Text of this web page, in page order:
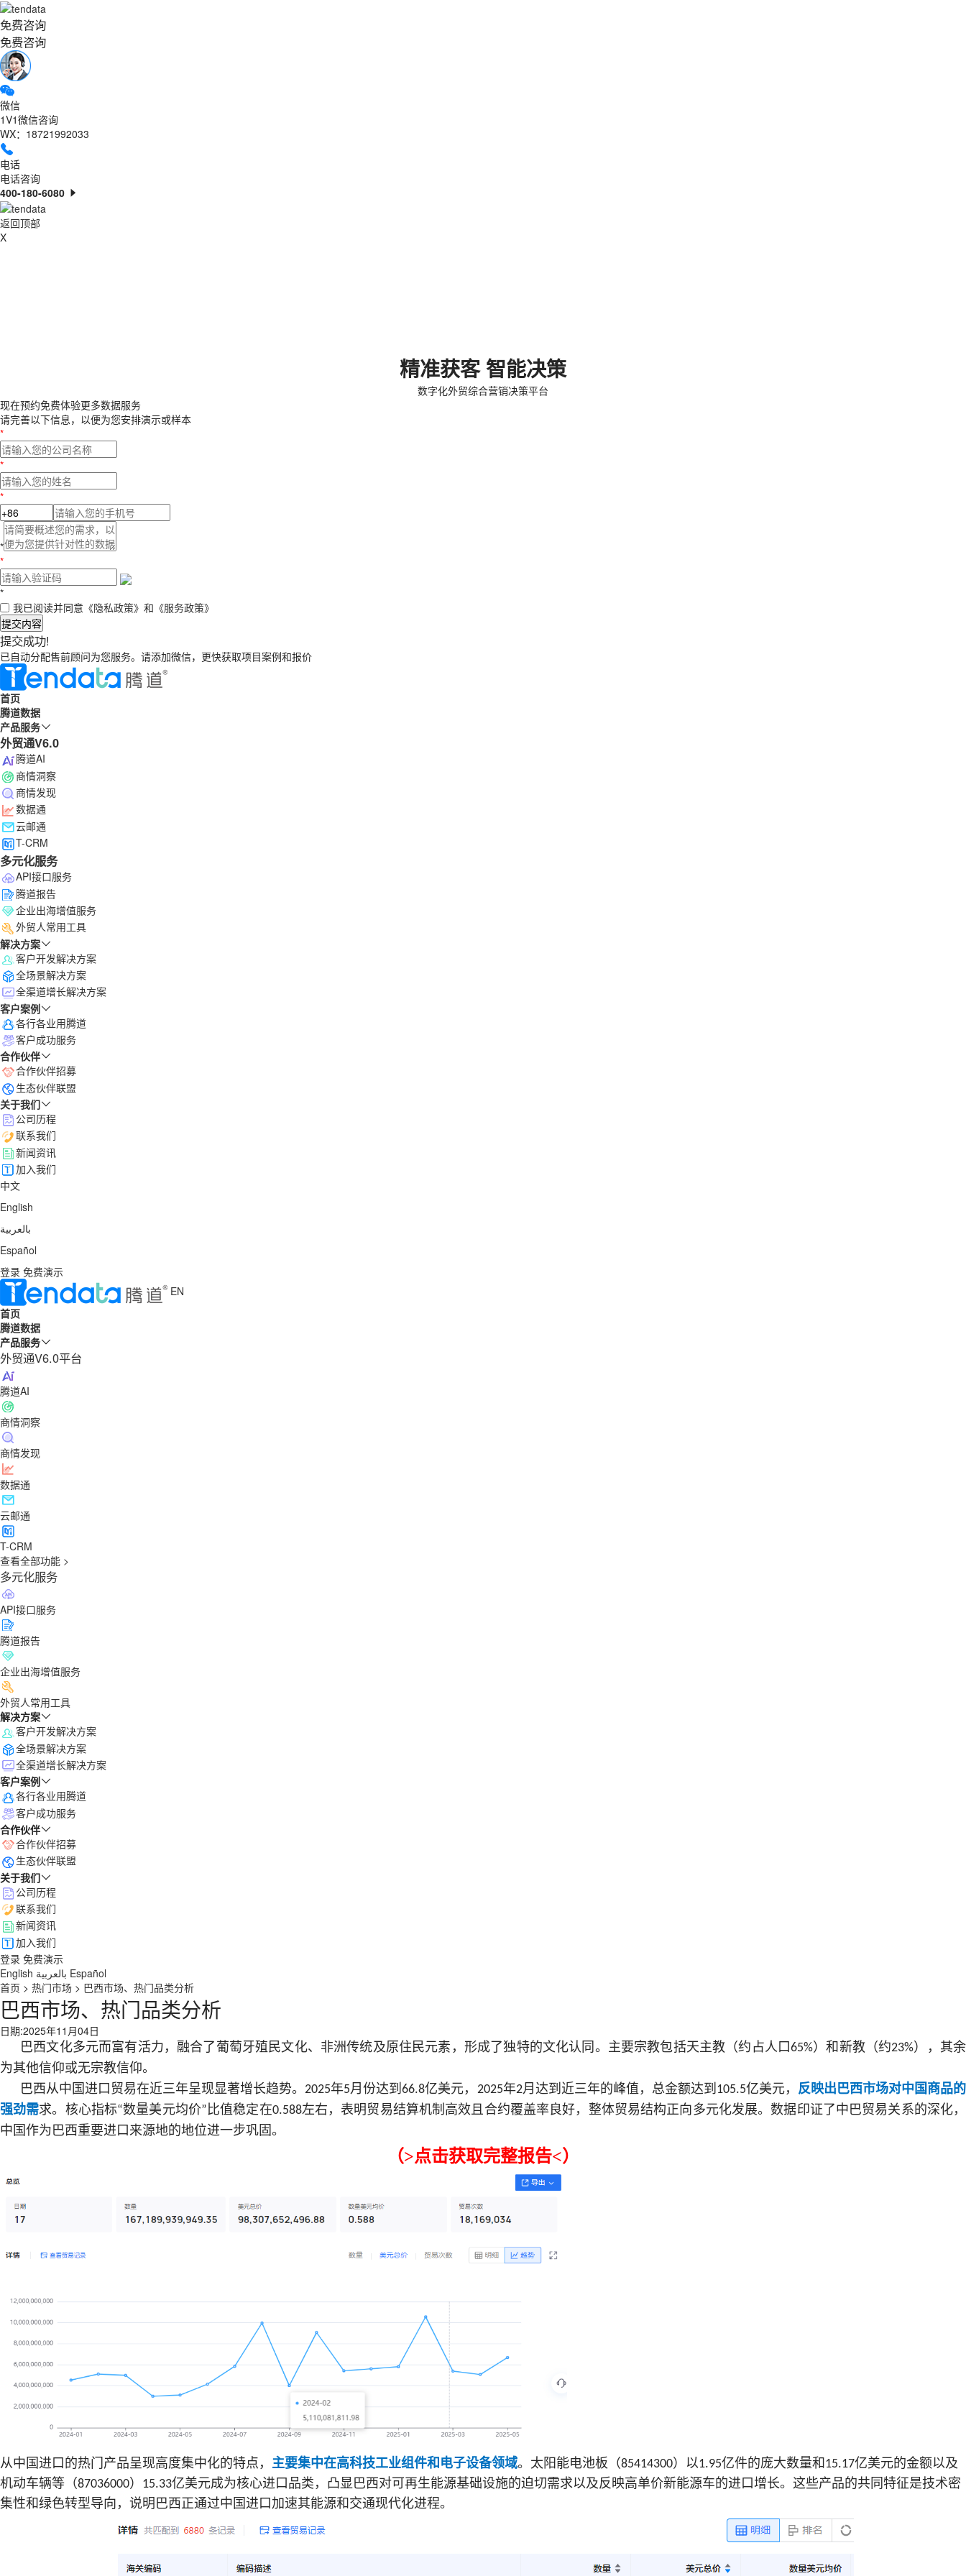
免费咨询
免费咨询
微信
1V1微信咨询
WX：18721992033
电话
电话咨询
400-180-6080
返回顶部
X
精准获客 智能决策
数字化外贸综合营销决策平台
现在预约免费体验更多数据服务
请完善以下信息，以便为您安排演示或样本
*
*
*
*
*
*
我已阅读并同意 《隐私政策》 和 《服务政策》
提交内容
提交成功!
已自动分配售前顾问为您服务。请添加微信，更快获取项目案例和报价
首页
腾道数据
产品服务
外贸通V6.0
腾道AI
商情洞察
商情发现
数据通
云邮通
T-CRM
多元化服务
API接口服务
腾道报告
企业出海增值服务
外贸人常用工具
解决方案
客户开发解决方案
全场景解决方案
全渠道增长解决方案
客户案例
各行各业用腾道
客户成功服务
合作伙伴
合作伙伴招募
生态伙伴联盟
关于我们
公司历程
联系我们
新闻资讯
加入我们
中文
English
بالعربية
Español
登录 免费演示
EN
首页
腾道数据
产品服务
外贸通V6.0平台
腾道AI
商情洞察
商情发现
数据通
云邮通
T-CRM
查看全部功能 >
多元化服务
API接口服务
腾道报告
企业出海增值服务
外贸人常用工具
解决方案
客户开发解决方案
全场景解决方案
全渠道增长解决方案
客户案例
各行各业用腾道
客户成功服务
合作伙伴
合作伙伴招募
生态伙伴联盟
关于我们
公司历程
联系我们
新闻资讯
加入我们
登录 免费演示
English بالعربية Español
首页 > 热门市场 > 巴西市场、热门品类分析
巴西市场、热门品类分析
日期:2025年11月04日
巴西文化多元而富有活力，融合了葡萄牙殖民文化、非洲传统及原住民元素，形成了独特的文化认同。主要宗教包括天主教（约占人口65%）和新教（约23%），其余
为其他信仰或无宗教信仰。
巴西从中国进口贸易在近三年呈现显著增长趋势。2025年5月份达到66.8亿美元， 2025年2月达到近三年的峰值，总金额达到 105.5亿美元， 反映出巴西市场对中国商品的
强劲需求。核心指标“数量美元均价”比值稳定在0.588左右，表明贸易结算机制高效且合约覆盖率良好，整体贸易结构正向多元化发展。数据印证了中巴贸易关系的深化，
中国作为巴西重要进口来源地的地位进一步巩固。
（>点击获取完整报告<）
从中国进口的热门产品呈现高度集中化的特点， 主要集中在高科技工业组件和电子设备领域。太阳能电池板（85414300）以1.95亿件的庞大数量和 15.17亿美元的金额以及
机动车辆等（87036000） 15.33亿美元成为核心进口品类，凸显巴西对可再生能源基础设施的迫切需求以及反映高单价新能源车的进口增长。这些产品的共同特征是技术密
集性和绿色转型导向，说明巴西正通过中国进口加速其能源和交通现代化进程。